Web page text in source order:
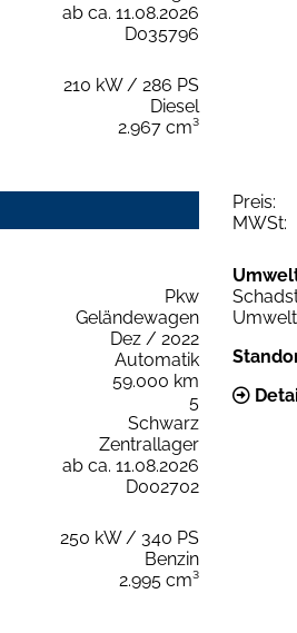
ab ca. 11.08.2026
D035796
210 kW / 286 PS
Diesel
2.967 cm³
Preis:
MWSt:
Pkw
Geländewagen
Dez / 2022
Automatik
59.000 km
5
Schwarz
Zentrallager
ab ca. 11.08.2026
D002702
250 kW / 340 PS
Benzin
2.995 cm³